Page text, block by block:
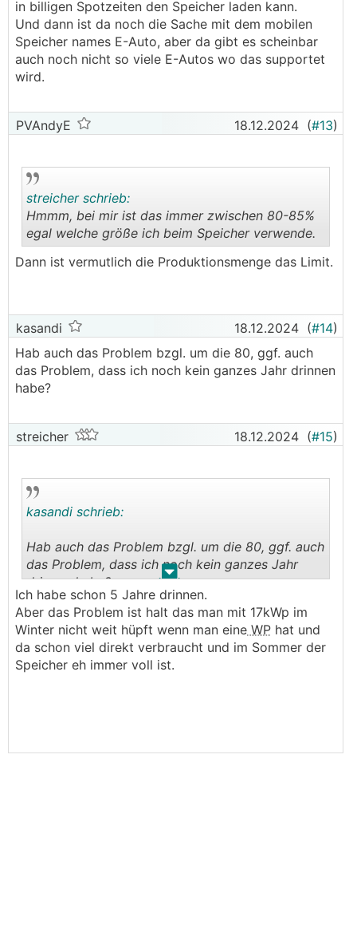
in billigen Spotzeiten den Speicher laden kann.
Und dann ist da noch die Sache mit dem mobilen
Speicher names E-Auto, aber da gibt es scheinbar
auch noch nicht so viele E-Autos wo das supportet
wird.
PVAndyE 18.12.2024 (#13)
..
streicher schrieb:
Hmmm, bei mir ist das immer zwischen 80-85%
egal welche größe ich beim Speicher verwende.
Dann ist vermutlich die Produktionsmenge das Limit.
kasandi 18.12.2024 (#14)
Hab auch das Problem bzgl. um die 80, ggf. auch
das Problem, dass ich noch kein ganzes Jahr drinnen
habe?
streicher 18.12.2024 (#15)
. .
kasandi schrieb:
Hab auch das Problem bzgl. um die 80, ggf. auch
das Problem, dass ich noch kein ganzes Jahr
drinnen habe?
Ich habe schon 5 Jahre drinnen.
Aber das Problem ist halt das man mit 17kWp im
Winter nicht weit hüpft wenn man eine WP hat und
da schon viel direkt verbraucht und im Sommer der
Speicher eh immer voll ist.